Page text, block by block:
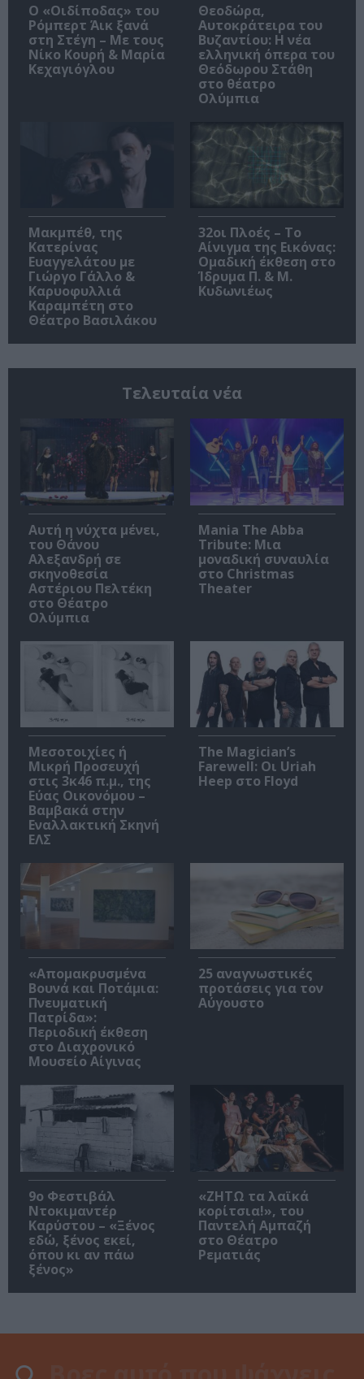
O «Οιδίποδας» του
Ρόμπερτ Άικ ξανά
στη Στέγη – Με τους
Νίκο Κουρή & Μαρία
Κεχαγιόγλου
Θεοδώρα,
Αυτοκράτειρα του
Βυζαντίου: Η νέα
ελληνική όπερα του
Θεόδωρου Στάθη
στο θέατρο
Ολύμπια
Μακμπέθ, της
Κατερίνας
Ευαγγελάτου με
Γιώργο Γάλλο &
Καρυοφυλλιά
Καραμπέτη στο
Θέατρο Βασιλάκου
32οι Πλοές – Το
Αίνιγμα της Εικόνας:
Ομαδική έκθεση στο
Ίδρυμα Π. & Μ.
Κυδωνιέως
Τελευταία νέα
Αυτή η νύχτα μένει,
του Θάνου
Αλεξανδρή σε
σκηνοθεσία
Αστέριου Πελτέκη
στο Θέατρο
Ολύμπια
Mania The Abba
Tribute: Μια
μοναδική συναυλία
στο Christmas
Theater
Μεσοτοιχίες ή
Μικρή Προσευχή
στις 3κ46 π.μ., της
Εύας Οικονόμου –
Βαμβακά στην
Εναλλακτική Σκηνή
ΕΛΣ
The Magician’s
Farewell: Οι Uriah
Heep στο Floyd
«Απομακρυσμένα
Βουνά και Ποτάμια:
Πνευματική
Πατρίδα»:
Περιοδική έκθεση
στο Διαχρονικό
Μουσείο Αίγινας
25 αναγνωστικές
προτάσεις για τον
Αύγουστο
9ο Φεστιβάλ
Ντοκιμαντέρ
Καρύστου – «Ξένος
εδώ, ξένος εκεί,
όπου κι αν πάω
ξένος»
«ΖΗΤΩ τα λαϊκά
κορίτσια!», του
Παντελή Αμπαζή
στο Θέατρο
Ρεματιάς